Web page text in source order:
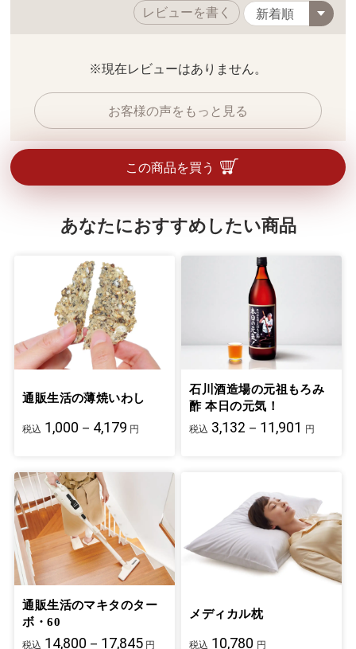
レビューを書く
※現在レビューはありません。
お客様の声をもっと見る
この商品を買う
あなたにおすすめしたい商品
通販生活の薄焼いわし
税込 1,000－4,179 円
石川酒造場の元祖もろみ
酢 本日の元気！
税込 3,132－11,901 円
通販生活のマキタのター
ボ・60
税込 14,800－17,845 円
メディカル枕
税込 10,780 円